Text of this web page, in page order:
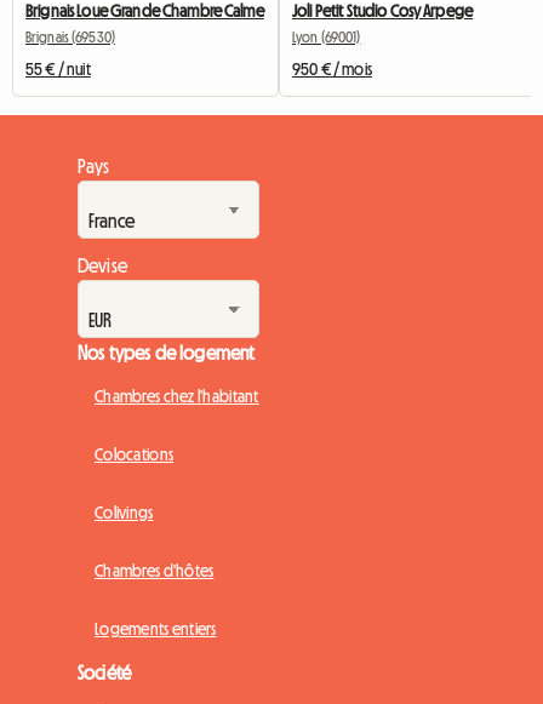
Brignais Loue Grande Chambre Calme
Brignais (69530)
55 € / nuit
Joli Petit Studio Cosy Arpege
Lyon (69001)
950 € / mois
Pays
Devise
Nos types de logement
Chambres chez l'habitant
Colocations
Colivings
Chambres d'hôtes
Logements entiers
Société